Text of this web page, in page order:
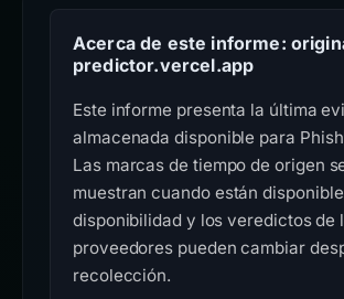
Acerca de este informe:
predictor.vercel.app
Este informe presenta la última
almacenada disponible para
Las marcas de tiempo de origen
muestran cuando están
disponibilidad y los veredictos de
proveedores pueden cambiar
recolección.